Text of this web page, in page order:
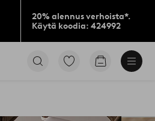
20% alennus verhoista*.
Käytä koodia: 424992
Siirry
Siirry